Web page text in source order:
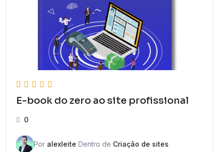
E-book do zero ao site profissional
0
Por alexleite Dentro de Criação de sites